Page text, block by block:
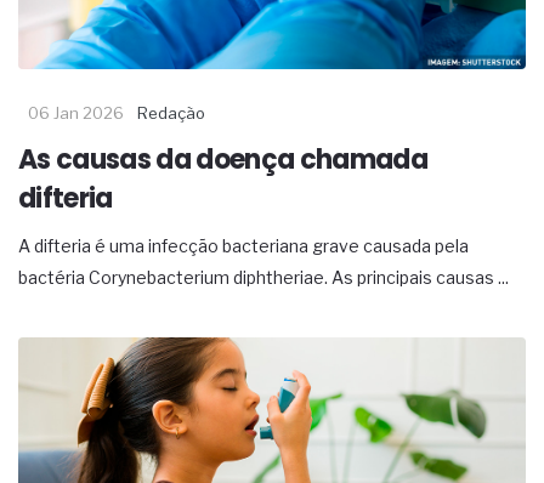
06 Jan 2026 Redação
As causas da doença chamada
difteria
A difteria é uma infecção bacteriana grave causada pela
bactéria Corynebacterium diphtheriae. As principais causas ...